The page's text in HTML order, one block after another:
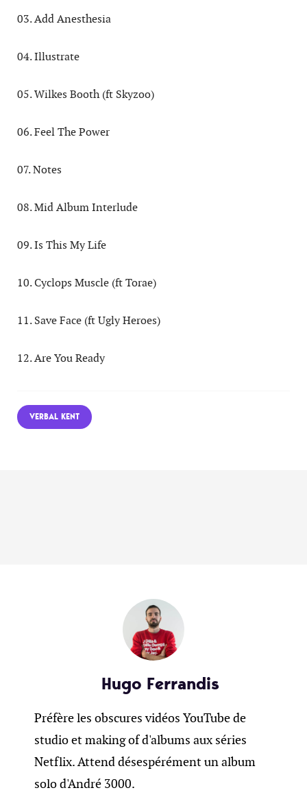
03. Add Anesthesia
04. Illustrate
05. Wilkes Booth (ft Skyzoo)
06. Feel The Power
07. Notes
08. Mid Album Interlude
09. Is This My Life
10. Cyclops Muscle (ft Torae)
11. Save Face (ft Ugly Heroes)
12. Are You Ready
VERBAL KENT
Hugo Ferrandis
Préfère les obscures vidéos YouTube de
studio et making of d'albums aux séries
Netflix. Attend désespérément un album
solo d'André 3000.